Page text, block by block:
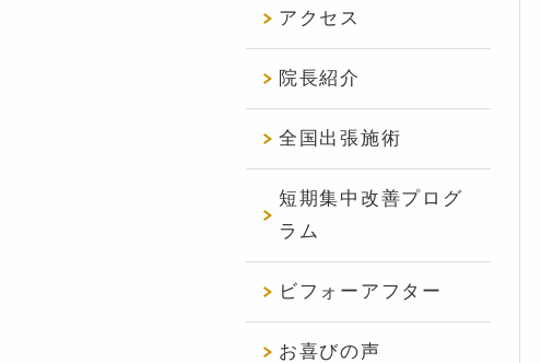
アクセス
院長紹介
全国出張施術
短期集中改善プログ
ラム
ビフォーアフター
お喜びの声